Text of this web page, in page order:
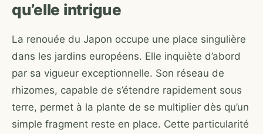
qu’elle intrigue
La renouée du Japon occupe une place singulière
dans les jardins européens. Elle inquiète d’abord
par sa vigueur exceptionnelle. Son réseau de
rhizomes, capable de s’étendre rapidement sous
terre, permet à la plante de se multiplier dès qu’un
simple fragment reste en place. Cette particularité